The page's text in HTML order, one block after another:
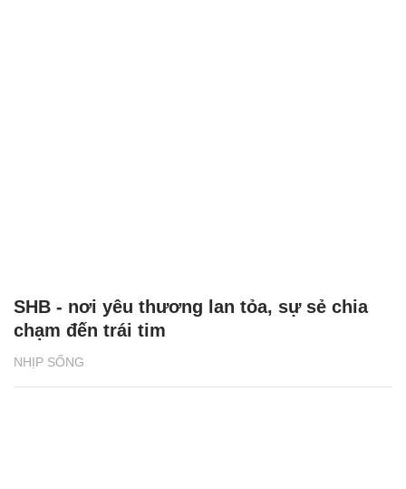
NHỊP SỐNG
SHB - nơi yêu thương lan tỏa, sự sẻ chia
chạm đến trái tim